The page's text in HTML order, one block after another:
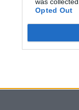
Opted Out
kötéslistái
MÁR ELŐFIZETŐNK